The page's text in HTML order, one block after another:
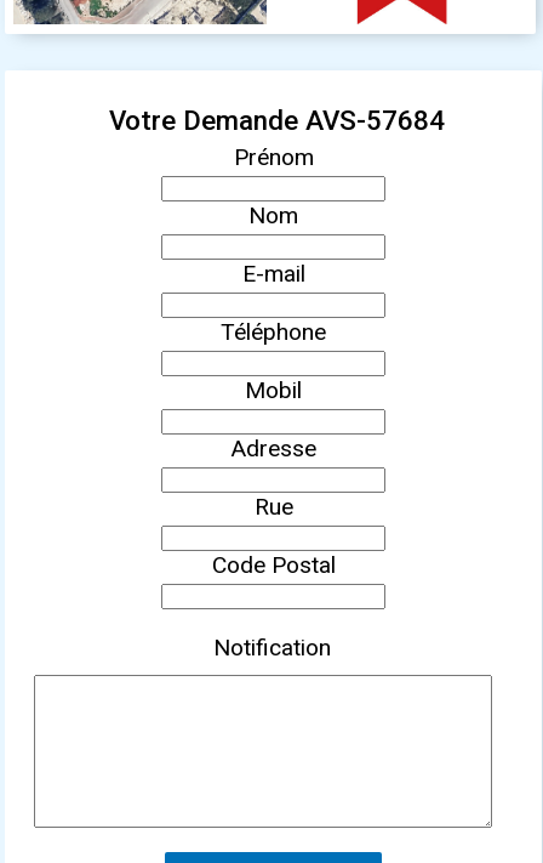
Votre Demande AVS-57684
Prénom
Nom
E-mail
Téléphone
Mobil
Adresse
Rue
Code Postal
Notification